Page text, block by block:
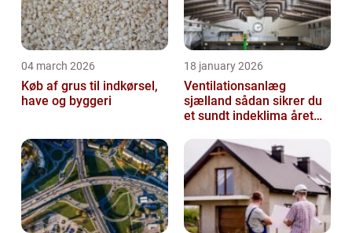
04 march 2026
Køb af grus til indkørsel,
have og byggeri
18 january 2026
Ventilationsanlæg
sjælland sådan sikrer du
et sundt indeklima året